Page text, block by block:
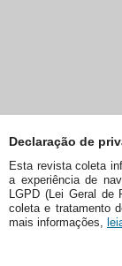
Declaração de
Esta revista coleta
a experiência de
LGPD (Lei Geral de
coleta e tratamento
mais informações,